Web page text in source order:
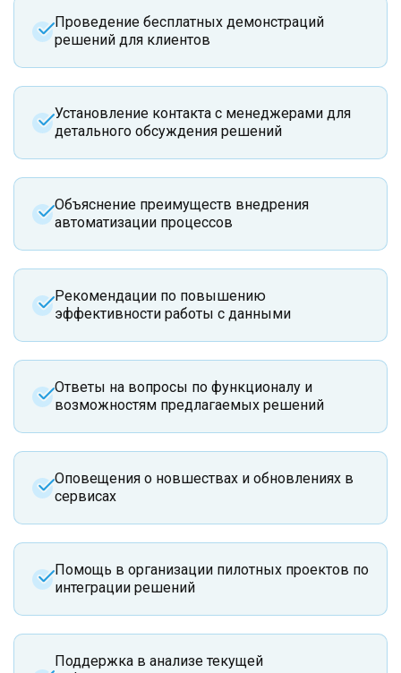
Проведение бесплатных демонстраций
решений для клиентов
Установление контакта с менеджерами для
детального обсуждения решений
Объяснение преимуществ внедрения
автоматизации процессов
Рекомендации по повышению
эффективности работы с данными
Ответы на вопросы по функционалу и
возможностям предлагаемых решений
Оповещения о новшествах и обновлениях в
сервисах
Помощь в организации пилотных проектов по
интеграции решений
Поддержка в анализе текущей